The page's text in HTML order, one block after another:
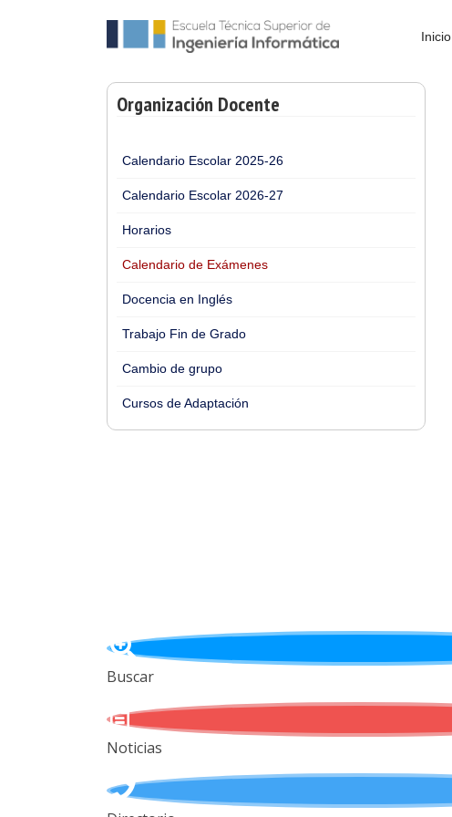
Inicio
Organización Docente
Calendario Escolar 2025-26
Calendario Escolar 2026-27
Horarios
Calendario de Exámenes
Docencia en Inglés
Trabajo Fin de Grado
Cambio de grupo
Cursos de Adaptación
Buscar
Noticias